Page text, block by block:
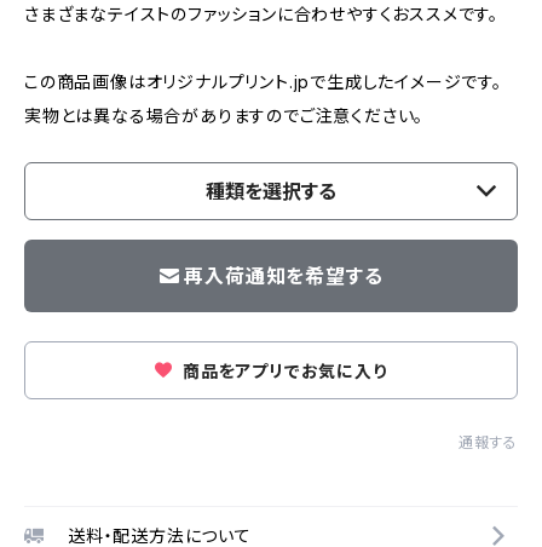
さまざまなテイストのファッションに合わせやすくおススメです。
この商品画像はオリジナルプリント.jpで生成したイメージです。
実物とは異なる場合がありますのでご注意ください。
種類を選択する
再入荷通知を希望する
商品をアプリでお気に入り
通報する
送料・配送方法について